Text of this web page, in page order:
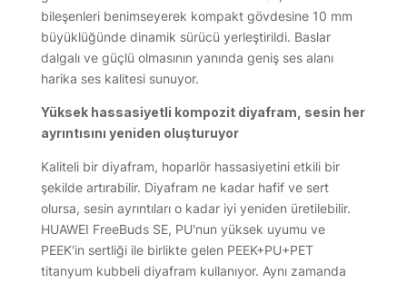
bileşenleri benimseyerek kompakt gövdesine 10 mm
büyüklüğünde dinamik sürücü yerleştirildi. Baslar
dalgalı ve güçlü olmasının yanında geniş ses alanı
harika ses kalitesi sunuyor.
Yüksek hassasiyetli kompozit diyafram, sesin her
ayrıntısını yeniden oluşturuyor
Kaliteli bir diyafram, hoparlör hassasiyetini etkili bir
şekilde artırabilir. Diyafram ne kadar hafif ve sert
olursa, sesin ayrıntıları o kadar iyi yeniden üretilebilir.
HUAWEI FreeBuds SE, PU'nun yüksek uyumu ve
PEEK'in sertliği ile birlikte gelen PEEK+PU+PET
titanyum kubbeli diyafram kullanıyor. Aynı zamanda